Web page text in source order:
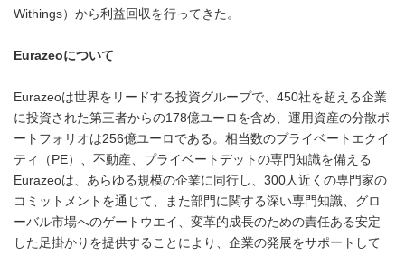
Withings）から利益回収を行ってきた。
Eurazeoについて
Eurazeoは世界をリードする投資グループで、450社を超える企業
に投資された第三者からの178億ユーロを含め、運用資産の分散ポ
ートフォリオは256億ユーロである。相当数のプライベートエクイ
ティ（PE）、不動産、プライベートデットの専門知識を備える
Eurazeoは、あらゆる規模の企業に同行し、300人近くの専門家の
コミットメントを通じて、また部門に関する深い専門知識、グロ
ーバル市場へのゲートウエイ、変革的成長のための責任ある安定
した足掛かりを提供することにより、企業の発展をサポートして